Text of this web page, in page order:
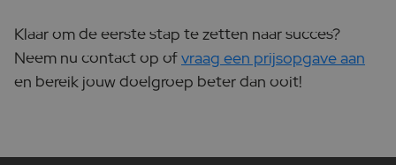
Klaar om de eerste stap te zetten naar succes?
Neem nu contact op ofvraag een prijsopgave aan
en bereik jouw doelgroep beter dan ooit!